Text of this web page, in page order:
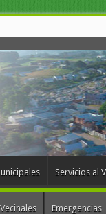
Servicios al
Emergencias